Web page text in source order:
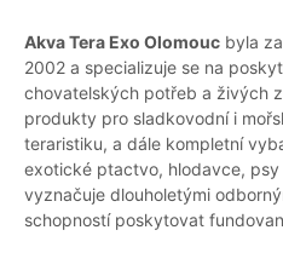
Akva Tera Exo Olomouc byla
2002 a specializuje se na
chovatelských potřeb a živých
produkty pro sladkovodní i
teraristiku, a dále kompletní
exotické ptactvo, hlodavce,
vyznačuje dlouholetými
schopností poskytovat